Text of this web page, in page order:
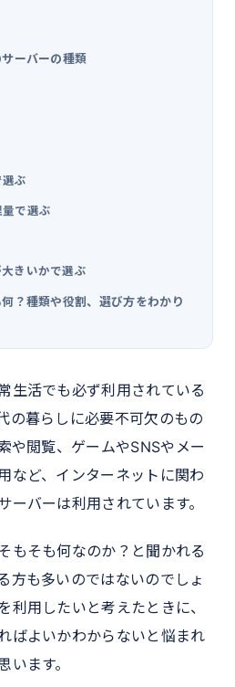
ーバーの種類
ぶ
で選ぶ
きいかで選ぶ
？種類や役割、選び方をわかり
生活でも必ず利用されている
の暮らしに必要不可欠のもの
や閲覧、ゲームやSNSやメー
など、インターネットに関わ
ーバーは利用されています。
もそも何なのか？と聞かれる
方も多いのではないのでしょ
利用したいと考えたときに、
ばよいかわからないと悩まれ
います。